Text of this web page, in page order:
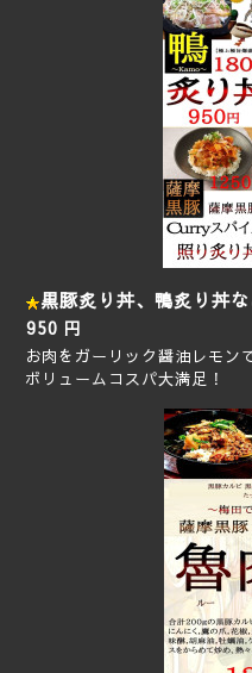
黒豚炙り丼、鴨炙り丼
950 円
お肉をガーリック醤油レモン
ボリュームコスパ大満足！